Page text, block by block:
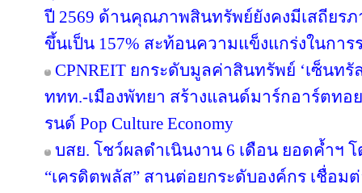
ปี 2569 ด้านคุณภาพสินทรัพย์ยังคงมีเสถียรภ
ขึ้นเป็น 157% สะท้อนความแข็งแกร่งในการ
CPNREIT ยกระดับมูลค่าสินทรัพย์ ‘เซ็นทรั
ททท.-เมืองพัทยา สร้างแลนด์มาร์กอาร์ตทอ
รนด์ Pop Culture Economy
บสย. โชว์ผลดำเนินงาน 6 เดือน ยอดค้ำฯ
“เครดิตพลัส” สานต่อยกระดับองค์กร เชื่อมต่